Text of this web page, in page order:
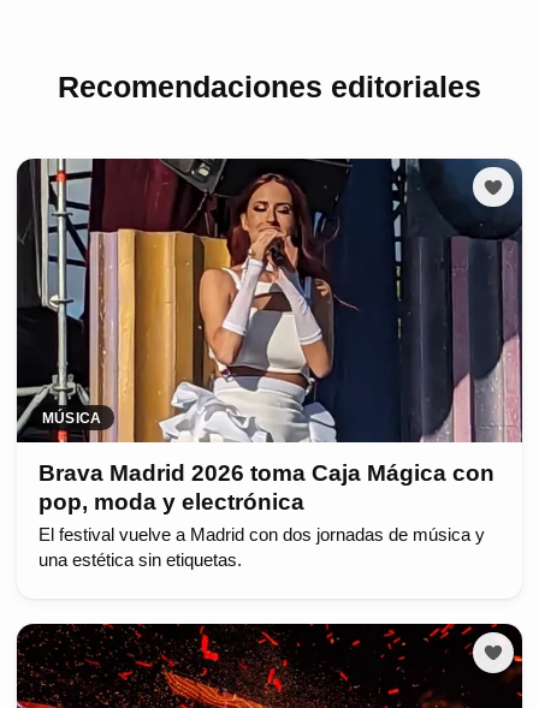
Recomendaciones editoriales
MÚSICA
Brava Madrid 2026 toma Caja Mágica con
pop, moda y electrónica
El festival vuelve a Madrid con dos jornadas de música y
una estética sin etiquetas.